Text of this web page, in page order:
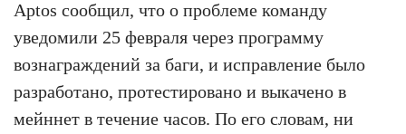
Aptos сообщил, что о проблеме команду
уведомили 25 февраля через программу
вознаграждений за баги, и исправление было
разработано, протестировано и выкачено в
мейннет в течение часов. По его словам, ни